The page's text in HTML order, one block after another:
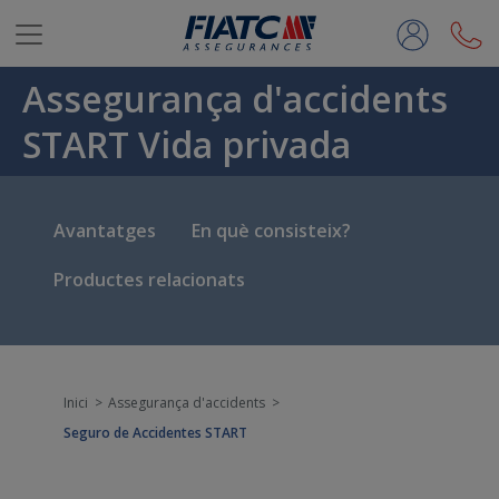
Salta al contingut principal
Assegurança d'accidents
START Vida privada
Avantatges
En què consisteix?
Productes relacionats
Inici
Assegurança d'accidents
Seguro de Accidentes START